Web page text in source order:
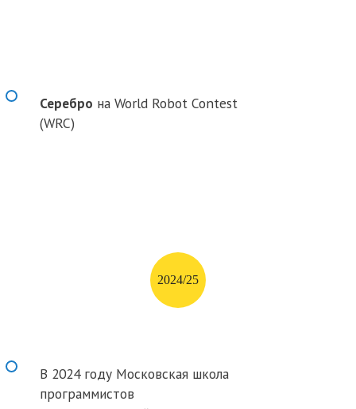
Серебро на World Robot Contest
(WRC)
2024/25
В 2024 году Московская школа
программистов
размер текста
размер текста